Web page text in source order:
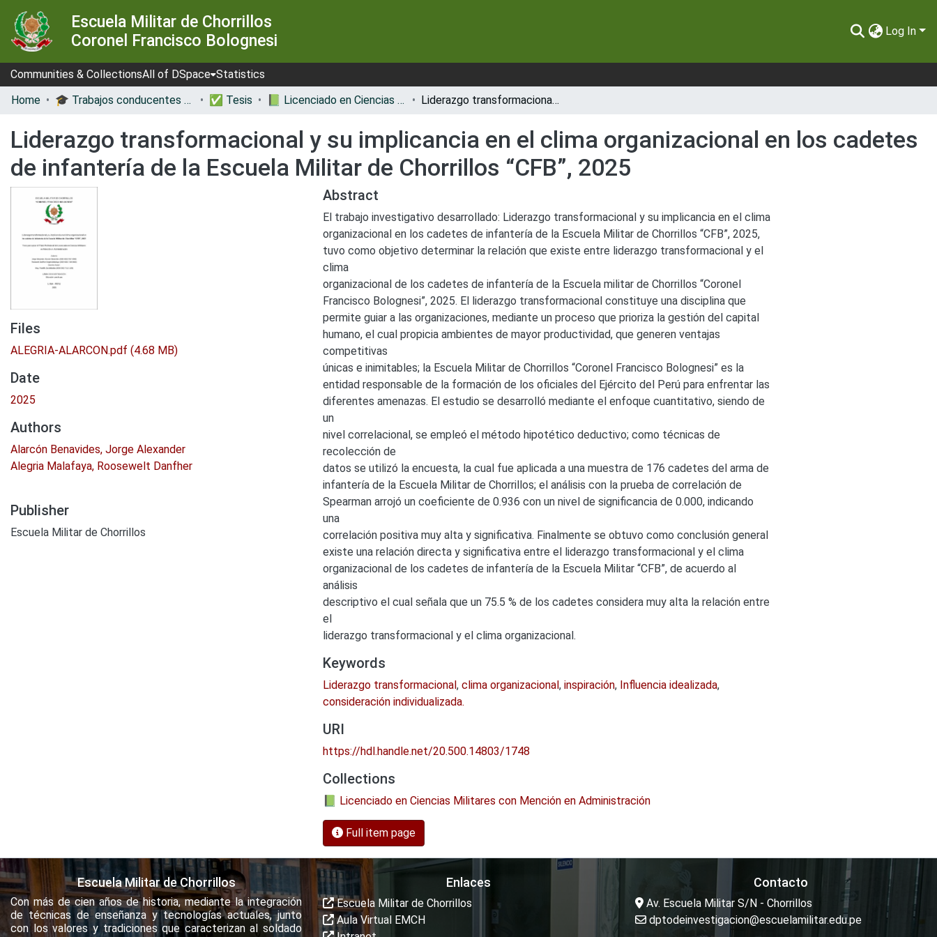
Escuela Militar de Chorrillos
Coronel Francisco Bolognesi
Log In
Communities & CollectionsAll of DSpace Statistics
Home
🎓 Trabajos conducentes a grados y títulos ✅ Tesis 📗 Licenciado en Ciencias Militares con Mención en Administración Liderazgo transformacional y su implicancia en el clima organizacional en los cadetes de infantería de la Escuela Militar de Chorrillos “CFB”, 2025
Liderazgo transformacional y su implicancia en el clima organizacional en los cadetes
de infantería de la Escuela Militar de Chorrillos “CFB”, 2025
Files
ALEGRIA-ALARCON.pdf (4.68 MB)
Date
2025
Authors
Alarcón Benavides, Jorge Alexander
Alegria Malafaya, Roosewelt Danfher
Publisher
Escuela Militar de Chorrillos
Abstract
El trabajo investigativo desarrollado: Liderazgo transformacional y su implicancia en el clima
organizacional en los cadetes de infantería de la Escuela Militar de Chorrillos “CFB”, 2025,
tuvo como objetivo determinar la relación que existe entre liderazgo transformacional y el
clima
organizacional de los cadetes de infantería de la Escuela militar de Chorrillos “Coronel
Francisco Bolognesi”, 2025. El liderazgo transformacional constituye una disciplina que
permite guiar a las organizaciones, mediante un proceso que prioriza la gestión del capital
humano, el cual propicia ambientes de mayor productividad, que generen ventajas
competitivas
únicas e inimitables; la Escuela Militar de Chorrillos “Coronel Francisco Bolognesi” es la
entidad responsable de la formación de los oficiales del Ejército del Perú para enfrentar las
diferentes amenazas. El estudio se desarrolló mediante el enfoque cuantitativo, siendo de
un
nivel correlacional, se empleó el método hipotético deductivo; como técnicas de
recolección de
datos se utilizó la encuesta, la cual fue aplicada a una muestra de 176 cadetes del arma de
infantería de la Escuela Militar de Chorrillos; el análisis con la prueba de correlación de
Spearman arrojó un coeficiente de 0.936 con un nivel de significancia de 0.000, indicando
una
correlación positiva muy alta y significativa. Finalmente se obtuvo como conclusión general
existe una relación directa y significativa entre el liderazgo transformacional y el clima
organizacional de los cadetes de infantería de la Escuela Militar “CFB”, de acuerdo al
análisis
descriptivo el cual señala que un 75.5 % de los cadetes considera muy alta la relación entre
el
liderazgo transformacional y el clima organizacional.
Keywords
Liderazgo transformacional, clima organizacional, inspiración, Influencia idealizada,
consideración individualizada.
URI
https://hdl.handle.net/20.500.14803/1748
Collections
📗 Licenciado en Ciencias Militares con Mención en Administración
Full item page
Escuela Militar de Chorrillos
Con más de cien años de historia, mediante la integración
de técnicas de enseñanza y tecnologías actuales, junto
con los valores y tradiciones que caracterizan al soldado
Enlaces
Escuela Militar de Chorrillos
Aula Virtual EMCH
Contacto
Av. Escuela Militar S/N - Chorrillos
dptodeinvestigacion@escuelamilitar.edu.pe